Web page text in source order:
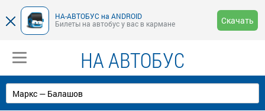
НА-АВТОБУС на ANDROID
Билеты на автобус у вас в кармане
Скачать
НА АВТОБУС